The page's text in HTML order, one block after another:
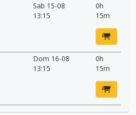
Sab 15-08
13:15
0h
15m
Dom 16-08
13:15
0h
15m